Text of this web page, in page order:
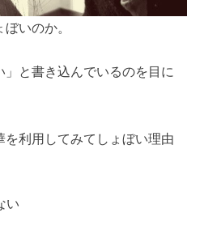
いのか。
と書き込んでいるのを目に
利用してみてしょぼい理由
い